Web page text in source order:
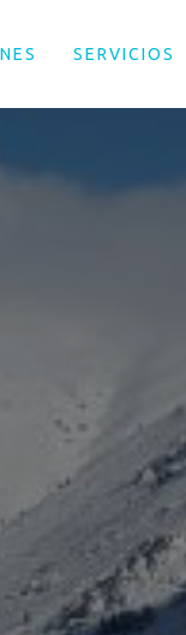
SERVICIOS